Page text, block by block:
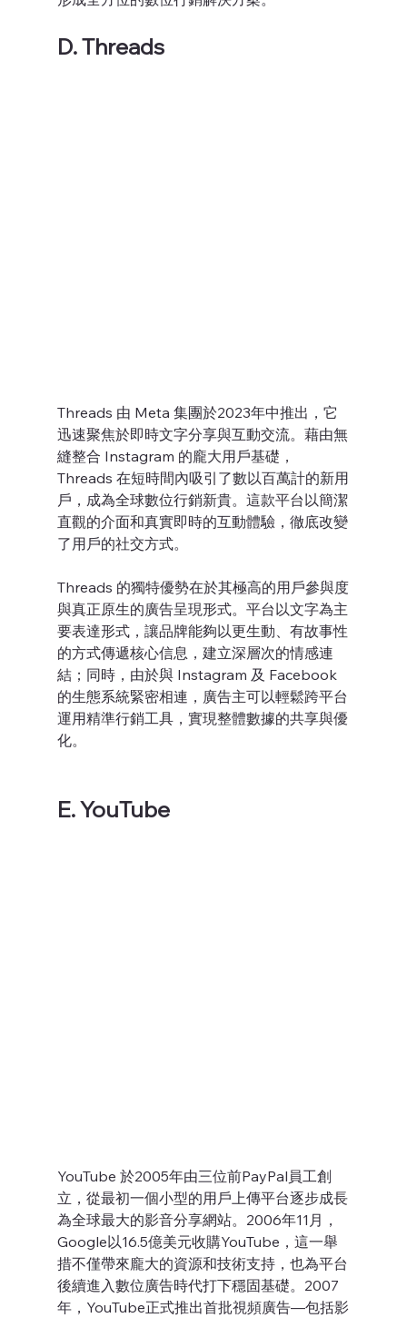
D. Threads
Threads 由 Meta 集團於2023年中推出，它
迅速聚焦於即時文字分享與互動交流。藉由無
縫整合 Instagram 的龐大用戶基礎，
Threads 在短時間內吸引了數以百萬計的新用
戶，成為全球數位行銷新貴。這款平台以簡潔
直觀的介面和真實即時的互動體驗，徹底改變
了用戶的社交方式。
Threads 的獨特優勢在於其極高的用戶參與度
與真正原生的廣告呈現形式。平台以文字為主
要表達形式，讓品牌能夠以更生動、有故事性
的方式傳遞核心信息，建立深層次的情感連
結；同時，由於與 Instagram 及 Facebook
的生態系統緊密相連，廣告主可以輕鬆跨平台
運用精準行銷工具，實現整體數據的共享與優
化。
E. YouTube
YouTube 於2005年由三位前PayPal員工創
立，從最初一個小型的用戶上傳平台逐步成長
為全球最大的影音分享網站。2006年11月，
Google以16.5億美元收購YouTube，這一舉
措不僅帶來龐大的資源和技術支持，也為平台
後續進入數位廣告時代打下穩固基礎。2007
年，YouTube正式推出首批視頻廣告—包括影